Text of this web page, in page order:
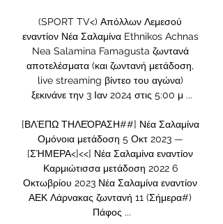
(SPORT TV<) Απόλλων Λεμεσού
εναντίον Νέα Σαλαμίνα Ethnikos Achnas
Nea Salamina Famagusta ζωντανά
αποτελέσματα (και ζωντανή μετάδοση,
live streaming βίντεο του αγώνα)
ξεκινάνε την 3 Ιαν 2024 στις 5:00 μ ...
[ΒΛΈΠΩ ΤΗΛΕΌΡΑΣΗ##] Νέα Σαλαμίνα
Ομόνοια μετάδοση 5 Οκτ 2023 —
[ΣΉΜΕΡΑ<]<<] Νέα Σαλαμίνα εναντίον
Καρμιώτισσα μετάδοση 2022 6
Οκτωβρίου 2023 Νέα Σαλαμίνα εναντίον
ΑΕΚ Λάρνακας ζωντανή 11 (Σήμερα#)
Πάφος ...